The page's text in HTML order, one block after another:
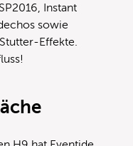
Instant
sowie
Effekte.